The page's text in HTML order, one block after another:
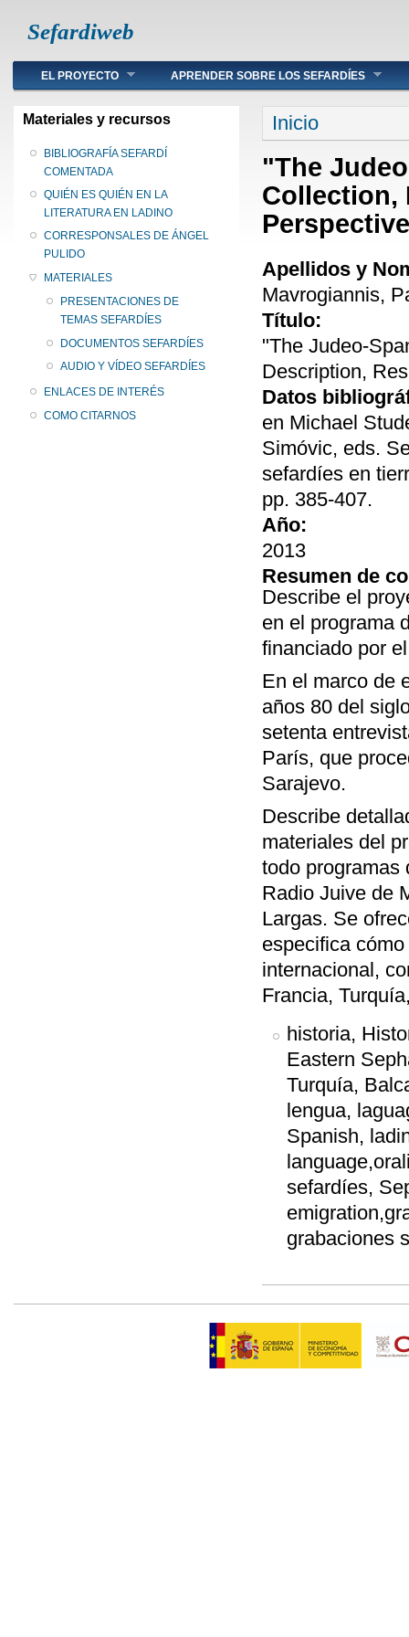
Sefardiweb
Main menu
EL PROYECTO APRENDER SOBRE LOS SEFARDÍES
Materiales y recursos
BIBLIOGRAFÍA SEFARDÍ
COMENTADA
QUIÉN ES QUIÉN EN LA
LITERATURA EN LADINO
CORRESPONSALES DE ÁNGEL
PULIDO
MATERIALES
PRESENTACIONES DE
TEMAS SEFARDÍES
DOCUMENTOS SEFARDÍES
AUDIO Y VÍDEO SEFARDÍES
ENLACES DE INTERÉS
COMO CITARNOS
Se encuentra
Inicio
"The
Collection,
Apellidos y
Mavrogiannis,
Título:
"The Judeo-
Description,
Datos
en Michael
Simóvic, eds.
sefardíes en
pp. 385-407.
Año:
2013
Resumen de
Describe el
en el programa
financiado por
En el marco de
años 80 del
setenta
París, que
Sarajevo.
Describe
materiales del
todo programas
Radio Juive de
Largas. Se
especifica
internacional,
Francia,
historia,
Eastern
Turquía,
lengua,
Spanish,
sefardíes,
grabaciones